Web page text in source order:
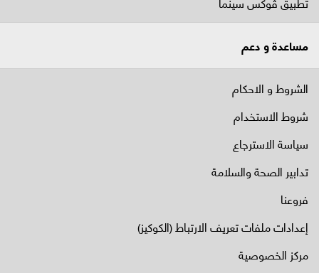
مساعدة و دعم
الشروط و الاحكام
شروط الاستخدام
سياسة الاسترجاع
تدابير الصحة والسلامة
فروعنا
إعدادات ملفات تعريف الارتباط (الكوكيز)
مركز الخصوصية